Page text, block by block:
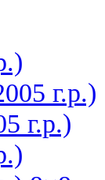
г.р.)
г.р.)